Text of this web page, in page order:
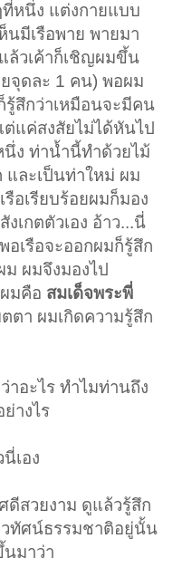
หนึ่ง แต่งกายแบบ
นมีเรือพาย พายมา
ล้วเค้าก็เชิญผมขึ้น
จุดละ 1 คน) พอผม
รู้สึกว่าเหมือนจะมีคน
แค่สงสัยไม่ได้หันไป
นึ่ง ท่าน้ำนี้ทำด้วยไม้
และเป็นท่าใหม่ ผม
อเรียบร้อยผมก็มอง
เกตตัวเอง อ้าว...นี่
อเรือจะออกผมก็รู้สึก
ผมจึงมองไป
มคือ สมเด็จพระพี่
ตา ผมเกิดความรู้สึก
อะไร ทำไมท่านถึง
างไร
เอง
ดีสวยงาม ดูแล้วรู้สึก
ทัศน์ธรรมชาติอยู่นั้น
นมาว่า